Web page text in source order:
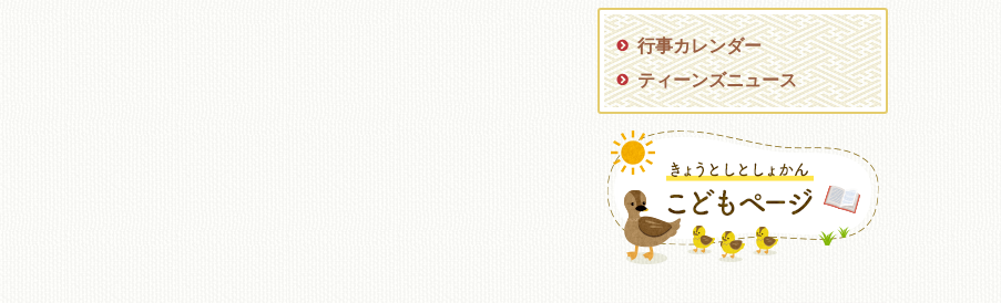
行事カレンダー
ティーンズニュース